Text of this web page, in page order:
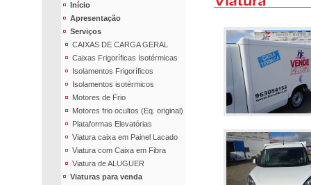
Início
Apresentação
Serviços
CAIXAS DE CARGA GERAL
Caixas Frigoríficas Isotérmicas
Isolamentos Frigoríficos
Isolamentos isotérmicos
Motores de Frio
Motores frio ocultos (Eq. original)
Plataformas Elevatórias
Viatura caixa em Painel Lacado
Viatura com Caixa em Fibra
Viatura de ALUGUER
Viaturas para venda